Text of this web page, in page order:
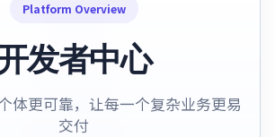
Platform Overview
发者中心
体更可靠，让每一个复杂业务更易
交付